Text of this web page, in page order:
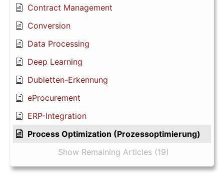
Contract Management
Conversion
Data Processing
Deep Learning
Dubletten-Erkennung
eProcurement
ERP-Integration
Process Optimization (Prozessoptimierung)
Show Remaining Articles (19)